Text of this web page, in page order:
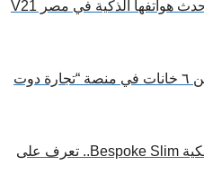
مستهدفه نمو 300%.. فيفو تطلق أحدث هواتفها الذكية في مصر V21
“أوپنر” تضخ استثمار دولاري أولي من ٦ خانات في منصة “تجارة دوت
سامسونج تعلن عن المكنسة اللاسلكية Bespoke Slim.. تعرف على